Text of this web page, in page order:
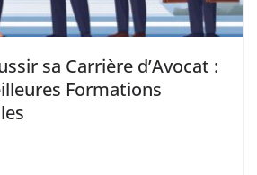
sa Carrière d’Avocat :
Formations